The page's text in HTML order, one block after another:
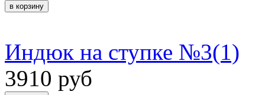
Индюк на ступке №3(1)
3910 руб